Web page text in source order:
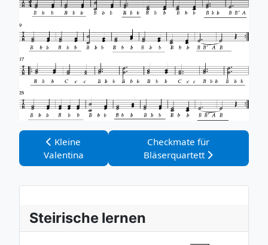
Vorheriger Beitrag: Kleine Valentina
Kleine
Valentina
Nächster Beitrag:
Checkmate für
Bläserquartett
Steirische lernen